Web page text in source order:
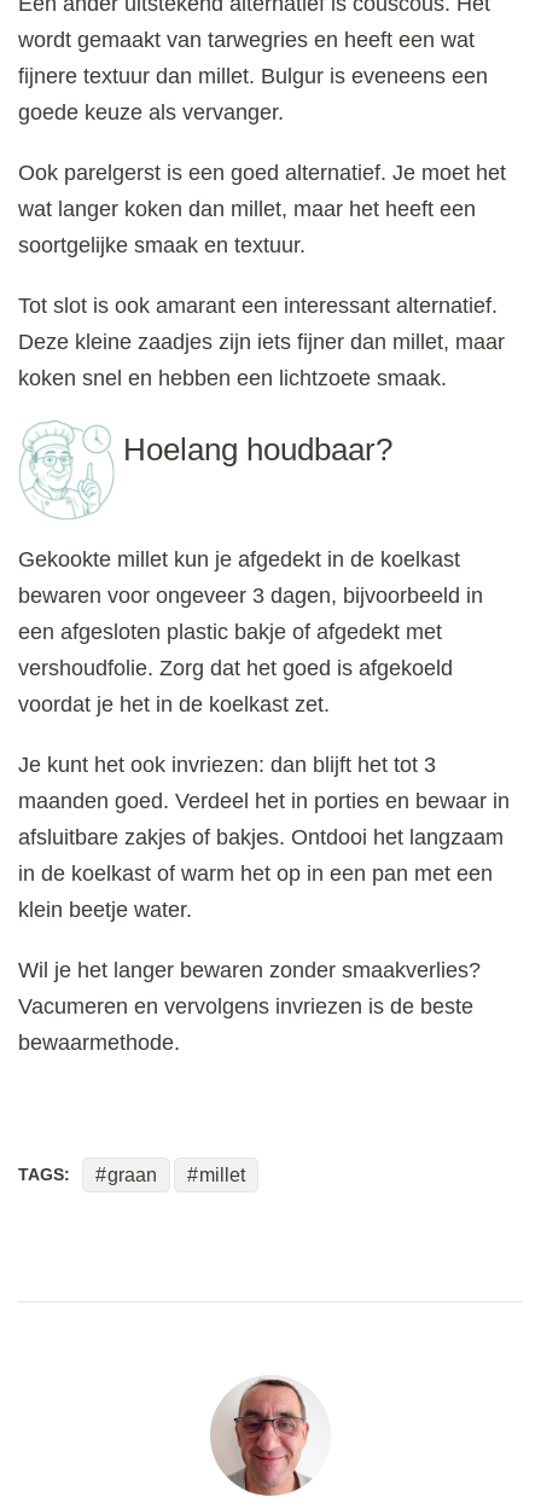
wordt gemaakt van tarwegries en heeft een wat
fijnere textuur dan millet. Bulgur is eveneens een
goede keuze als vervanger.
Ook parelgerst is een goed alternatief. Je moet het
wat langer koken dan millet, maar het heeft een
soortgelijke smaak en textuur.
Tot slot is ook amarant een interessant alternatief.
Deze kleine zaadjes zijn iets fijner dan millet, maar
koken snel en hebben een lichtzoete smaak.
Hoelang houdbaar?
Gekookte millet kun je afgedekt in de koelkast
bewaren voor ongeveer 3 dagen, bijvoorbeeld in
een afgesloten plastic bakje of afgedekt met
vershoudfolie. Zorg dat het goed is afgekoeld
voordat je het in de koelkast zet.
Je kunt het ook invriezen: dan blijft het tot 3
maanden goed. Verdeel het in porties en bewaar in
afsluitbare zakjes of bakjes. Ontdooi het langzaam
in de koelkast of warm het op in een pan met een
klein beetje water.
Wil je het langer bewaren zonder smaakverlies?
Vacumeren en vervolgens invriezen is de beste
bewaarmethode.
TAGS: graan millet